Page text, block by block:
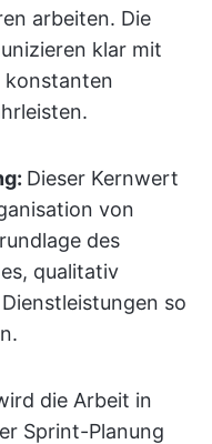
arbeiten. Die
klar mit
konstanten
Dieser Kernwert
von
des
qualitativ
so
die Arbeit in
Sprint-Planung